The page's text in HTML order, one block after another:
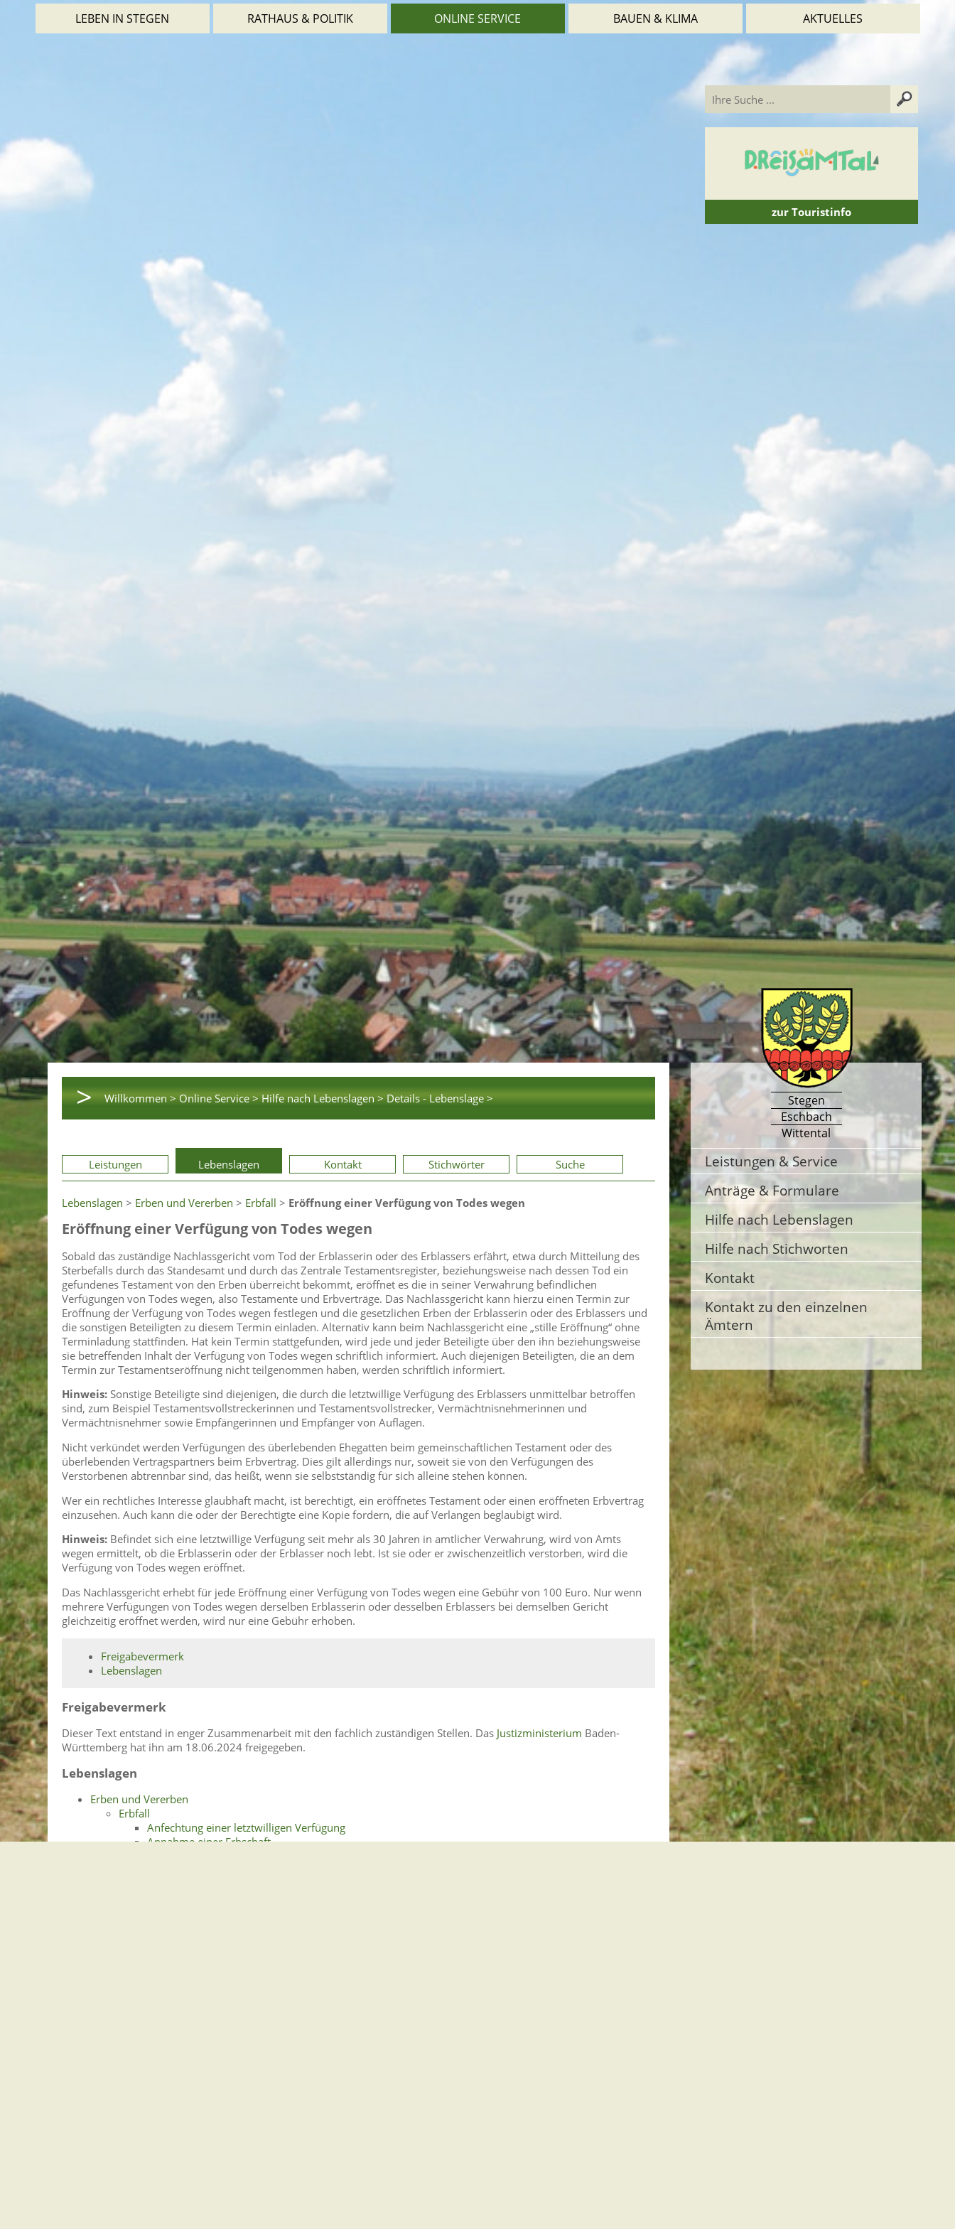
LEBEN IN STEGEN RATHAUS & POLITIK ONLINE SERVICE BAUEN & KLIMA AKTUELLES
zur Touristinfo
> Willkommen > Online Service > Hilfe nach Lebenslagen > Details - Lebenslage >
Leistungen Lebenslagen Kontakt Stichwörter Suche
Lebenslagen > Erben und Vererben > Erbfall > Eröffnung einer Verfügung von Todes wegen
Eröffnung einer Verfügung von Todes wegen
Sobald das zuständige Nachlassgericht vom Tod der Erblasserin oder des Erblassers erfährt, etwa durch Mitteilung des
Sterbefalls durch das Standesamt und durch das Zentrale Testamentsregister, beziehungsweise nach dessen Tod ein
gefundenes Testament von den Erben überreicht bekommt, eröffnet es die in seiner Verwahrung befindlichen
Verfügungen von Todes wegen, also Testamente und Erbverträge. Das Nachlassgericht kann hierzu einen Termin zur
Eröffnung der Verfügung von Todes wegen festlegen und die gesetzlichen Erben der Erblasserin oder des Erblassers und
die sonstigen Beteiligten zu diesem Termin einladen. Alternativ kann beim Nachlassgericht eine „stille Eröffnung“ ohne
Terminladung stattfinden. Hat kein Termin stattgefunden, wird jede und jeder Beteiligte über den ihn beziehungsweise
sie betreffenden Inhalt der Verfügung von Todes wegen schriftlich informiert. Auch diejenigen Beteiligten, die an dem
Termin zur Testamentseröffnung nicht teilgenommen haben, werden schriftlich informiert.
Hinweis: Sonstige Beteiligte sind diejenigen, die durch die letztwillige Verfügung des Erblassers unmittelbar betroffen
sind, zum Beispiel Testamentsvollstreckerinnen und Testamentsvollstrecker, Vermächtnisnehmerinnen und
Vermächtnisnehmer sowie Empfängerinnen und Empfänger von Auflagen.
Nicht verkündet werden Verfügungen des überlebenden Ehegatten beim gemeinschaftlichen Testament oder des
überlebenden Vertragspartners beim Erbvertrag. Dies gilt allerdings nur, soweit sie von den Verfügungen des
Verstorbenen abtrennbar sind, das heißt, wenn sie selbstständig für sich alleine stehen können.
Wer ein rechtliches Interesse glaubhaft macht, ist berechtigt, ein eröffnetes Testament oder einen eröffneten Erbvertrag
einzusehen. Auch kann die oder der Berechtigte eine Kopie fordern, die auf Verlangen beglaubigt wird.
Hinweis: Befindet sich eine letztwillige Verfügung seit mehr als 30 Jahren in amtlicher Verwahrung, wird von Amts
wegen ermittelt, ob die Erblasserin oder der Erblasser noch lebt. Ist sie oder er zwischenzeitlich verstorben, wird die
Verfügung von Todes wegen eröffnet.
Das Nachlassgericht erhebt für jede Eröffnung einer Verfügung von Todes wegen eine Gebühr von 100 Euro. Nur wenn
mehrere Verfügungen von Todes wegen derselben Erblasserin oder desselben Erblassers bei demselben Gericht
gleichzeitig eröffnet werden, wird nur eine Gebühr erhoben.
Freigabevermerk
Lebenslagen
Freigabevermerk
Dieser Text entstand in enger Zusammenarbeit mit den fachlich zuständigen Stellen. Das Justizministerium Baden-
Württemberg hat ihn am 18.06.2024 freigegeben.
Lebenslagen
Erben und Vererben
Erbfall
Anfechtung einer letztwilligen Verfügung
Annahme einer Erbschaft
Stegen
Eschbach
Wittental
Leistungen & Service
Anträge & Formulare
Hilfe nach Lebenslagen
Hilfe nach Stichworten
Kontakt
Kontakt zu den einzelnen
Ämtern